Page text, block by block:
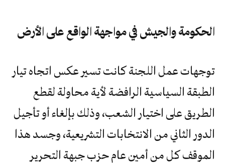
الحكومة‭ ‬والجيش‭ ‬في‭ ‬مواجهة‭ ‬الواقع‭ ‬على‭ ‬الأرض‭ ‬
توجهات عمل اللجنة كانت تسير عكس اتجاه تيار
الطبقة السياسية الرافضة لأية محاولة لقطع
الطريق على اختيار الشعب، وذلك بإلغاء أو تأجيل
الدور الثاني من الانتخابات التشريعية، وجسد هذا
الموقف كل من أمين عام حزب جبهة التحرير